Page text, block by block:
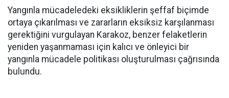
Yangınla mücadeledeki eksikliklerin şeffaf biçimde
ortaya çıkarılması ve zararların eksiksiz karşılanması
gerektiğini vurgulayan Karakoz, benzer felaketlerin
yeniden yaşanmaması için kalıcı ve önleyici bir
yangınla mücadele politikası oluşturulması çağrısında
bulundu.